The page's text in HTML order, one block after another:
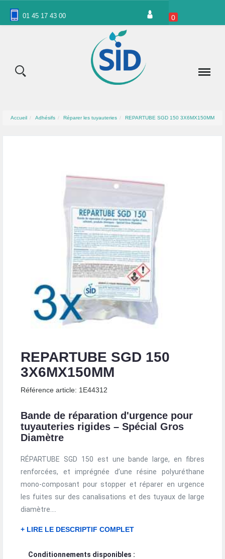
01 45 17 43 00 0
Accueil Adhésifs Réparer les tuyauteries REPARTUBE SGD 150 3X6MX150MM
REPARTUBE SGD 150
3X6MX150MM
Référence article: 1E44312
Bande de réparation d'urgence pour
tuyauteries rigides – Spécial Gros
Diamètre
RÉPARTUBE SGD 150 est une bande large, en fibres
renforcées, et imprégnée d’une résine polyuréthane
mono-composant pour stopper et réparer en urgence
les fuites sur des canalisations et des tuyaux de large
diamètre....
+ LIRE LE DESCRIPTIF COMPLET
Conditionnements disponibles :